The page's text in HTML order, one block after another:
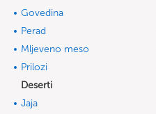
Govedina
Perad
Mljeveno meso
Prilozi
Deserti
Jaja